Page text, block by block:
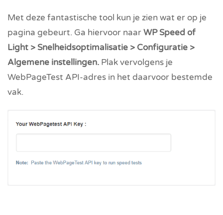
Met deze fantastische tool kun je zien wat er op je
pagina gebeurt. Ga hiervoor naarWP Speed of
Light > Snelheidsoptimalisatie > Configuratie >
Algemene instellingen. Plak vervolgens je
WebPageTest API-adres in het daarvoor bestemde
vak.